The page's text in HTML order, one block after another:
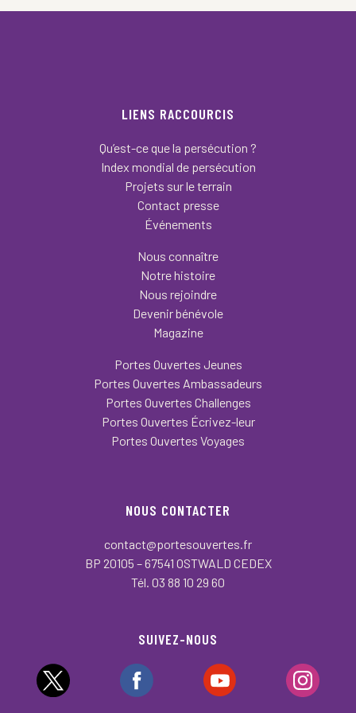
LIENS RACCOURCIS
Qu’est-ce que la persécution ?
Index mondial de persécution
Projets sur le terrain
Contact presse
Événements
Nous connaître
Notre histoire
Nous rejoindre
Devenir bénévole
Magazine
Portes Ouvertes Jeunes
Portes Ouvertes Ambassadeurs
Portes Ouvertes Challenges
Portes Ouvertes Écrivez-leur
Portes Ouvertes Voyages
NOUS CONTACTER
contact@portesouvertes.fr
BP 20105 – 67541 OSTWALD CEDEX
Tél. 03 88 10 29 60
SUIVEZ-NOUS